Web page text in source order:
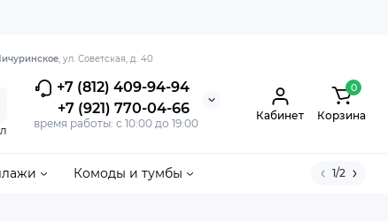
, ул. Советская, д. 40
+7 (812) 409-94-94
+7 (921) 770-04-66
время работы: с 10:00 до 19:00
Кабинет
0
Корзина
Комоды и тумбы 1/2